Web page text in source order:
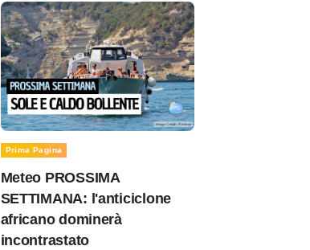
Prima Pagina
Meteo PROSSIMA
SETTIMANA: l'anticiclone
africano dominerà
incontrastato